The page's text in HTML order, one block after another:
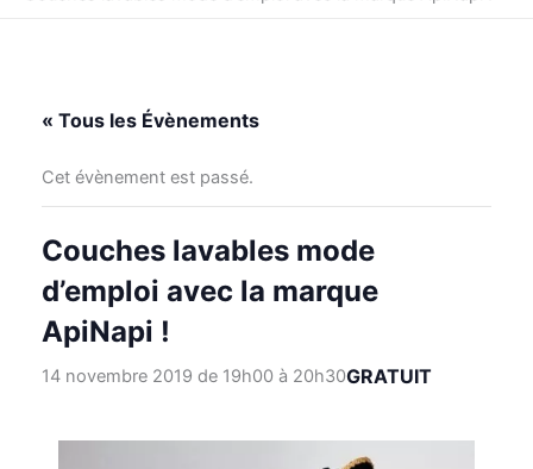
« Tous les Évènements
Cet évènement est passé.
Couches lavables mode
d’emploi avec la marque
ApiNapi !
14 novembre 2019 de 19h00à 20h30GRATUIT